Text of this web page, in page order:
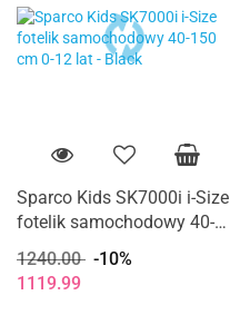
Sparco Kids SK7000i i-Size
fotelik samochodowy 40-
1240.00 -10%
1119.99